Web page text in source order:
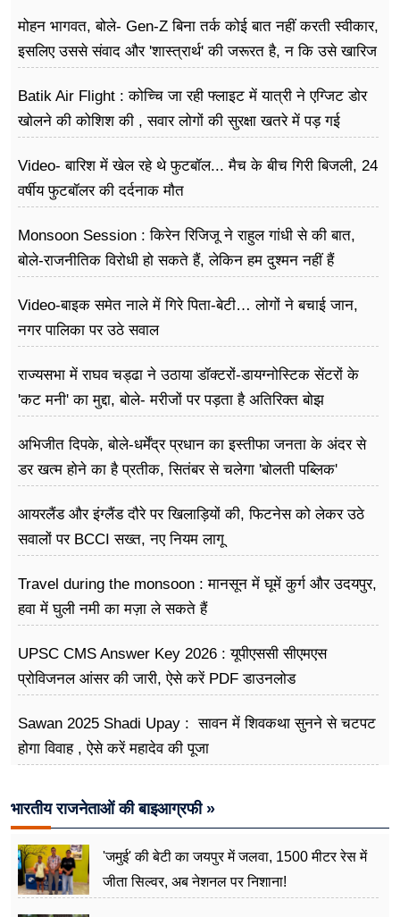
मोहन भागवत, बोले- Gen-Z बिना तर्क कोई बात नहीं करती स्वीकार,
इसलिए उससे संवाद और 'शास्त्रार्थ' की जरूरत है, न कि उसे खारिज
Batik Air Flight : कोच्चि जा रही फ्लाइट में यात्री ने एग्जिट डोर
खोलने की कोशिश की , सवार लोगों की सुरक्षा खतरे में पड़ गई
Video- बारिश में खेल रहे थे फुटबॉल... मैच के बीच गिरी बिजली, 24
वर्षीय फुटबॉलर की दर्दनाक मौत
Monsoon Session : किरेन रिजिजू ने राहुल गांधी से की बात,
बोले-राजनीतिक विरोधी हो सकते हैं, लेकिन हम दुश्मन नहीं हैं
Video-बाइक समेत नाले में गिरे पिता-बेटी… लोगों ने बचाई जान,
नगर पालिका पर उठे सवाल
राज्यसभा में राघव चड्ढा ने उठाया डॉक्टरों-डायग्नोस्टिक सेंटरों के
'कट मनी' का मुद्दा, बोले- मरीजों पर पड़ता है अ​तिरिक्त बोझ
अभिजीत दिपके, बोले-धर्मेंद्र प्रधान का इस्तीफा जनता के अंदर से
डर खत्म होने का है प्रतीक, सितंबर से चलेगा 'बोलती पब्लिक'
आयरलैंड और इंग्लैंड दौरे पर खिलाड़ियों की, फिटनेस को लेकर उठे
सवालों पर BCCI सख्त, नए नियम लागू
Travel during the monsoon : मानसून में घूमें कुर्ग और उदयपुर,
हवा में घुली नमी का मज़ा ले सकते हैं
UPSC CMS Answer Key 2026 : यूपीएससी सीएमएस
प्रोविजनल आंसर की जारी, ऐसे करें PDF डाउनलोड
Sawan 2025 Shadi Upay : सावन में शिवकथा सुनने से चटपट
होगा विवाह , ऐसे करें महादेव की पूजा
भारतीय राजनेताओं की बाइआग्रफी »
'जमुई' की बेटी का जयपुर में जलवा, 1500 मीटर रेस में
जीता सिल्वर, अब नेशनल पर निशाना!